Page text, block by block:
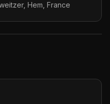
Hem, France